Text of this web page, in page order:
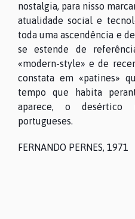
nostalgia, para nisso
atualidade social e
toda uma ascendência e
se estende de
«modern-style» e de
constata em «patines»
tempo que habita
aparece, o desértico
portugueses.
FERNANDO PERNES, 1971